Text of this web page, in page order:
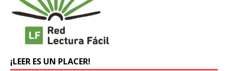
¡LEER ES UN PLACER!